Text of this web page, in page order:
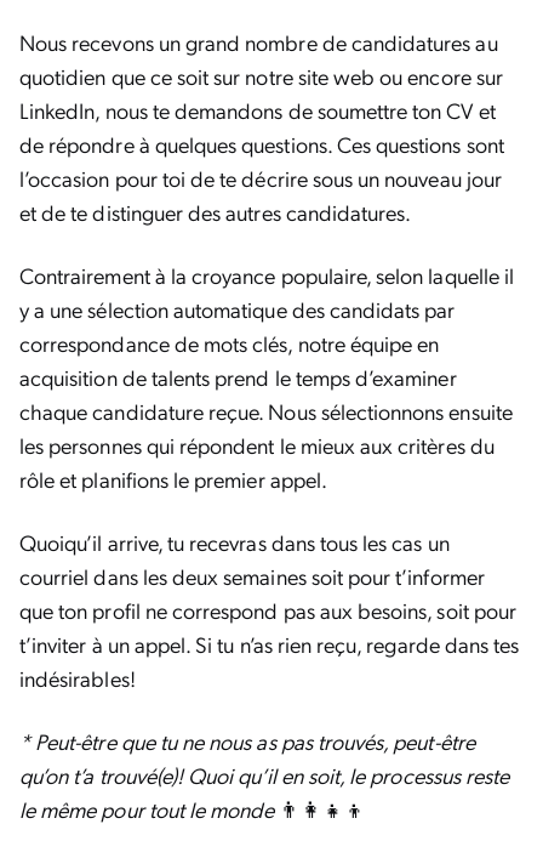
Nous recevons un grand nombre de candidatures au
quotidien que ce soit sur notre site web ou encore sur
LinkedIn, nous te demandons de soumettre ton CV et
de répondre à quelques questions. Ces questions sont
l’occasion pour toi de te décrire sous un nouveau jour
et de te distinguer des autres candidatures.
Contrairement à la croyance populaire, selon laquelle il
y a une sélection automatique des candidats par
correspondance de mots clés, notre équipe en
acquisition de talents prend le temps d’examiner
chaque candidature reçue. Nous sélectionnons ensuite
les personnes qui répondent le mieux aux critères du
rôle et planifions le premier appel.
Quoiqu’il arrive, tu recevras dans tous les cas un
courriel dans les deux semaines soit pour t’informer
que ton profil ne correspond pas aux besoins, soit pour
t’inviter à un appel. Si tu n’as rien reçu, regarde dans tes
indésirables!
* Peut-être que tu ne nous as pas trouvés, peut-être
qu’on t’a trouvé(e)! Quoi qu’il en soit, le processus reste
le même pour tout le monde 👨‍👩‍👧‍👦